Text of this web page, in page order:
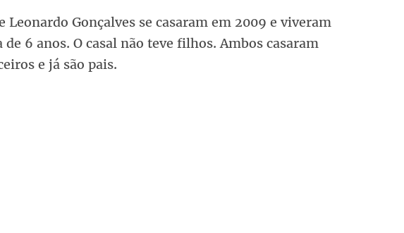
Leonardo Gonçalves se casaram em 2009 e viveram
6 anos. O casal não teve filhos. Ambos casaram
e já são pais.